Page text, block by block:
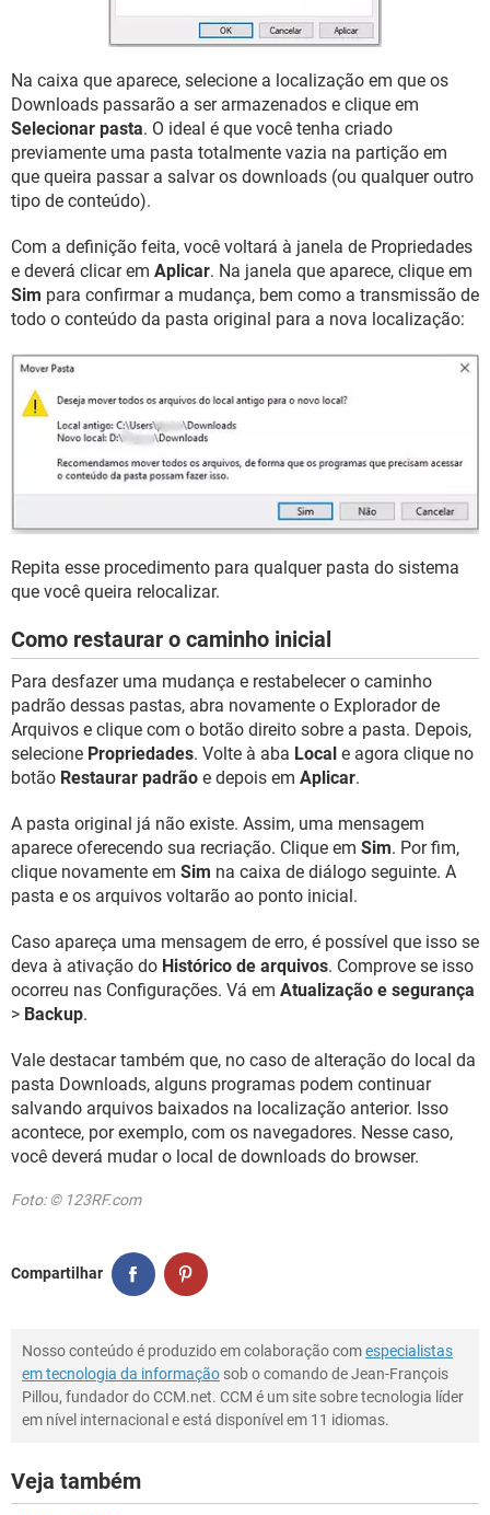
Na caixa que aparece, selecione a localização em que os
Downloads passarão a ser armazenados e clique em
Selecionar pasta. O ideal é que você tenha criado
previamente uma pasta totalmente vazia na partição em
que queira passar a salvar os downloads (ou qualquer outro
tipo de conteúdo).
Com a definição feita, você voltará à janela de Propriedades
e deverá clicar em Aplicar. Na janela que aparece, clique em
Sim para confirmar a mudança, bem como a transmissão de
todo o conteúdo da pasta original para a nova localização:
Repita esse procedimento para qualquer pasta do sistema
que você queira relocalizar.
Como restaurar o caminho inicial
Para desfazer uma mudança e restabelecer o caminho
padrão dessas pastas, abra novamente o Explorador de
Arquivos e clique com o botão direito sobre a pasta. Depois,
selecione Propriedades. Volte à aba Local e agora clique no
botão Restaurar padrão e depois em Aplicar.
A pasta original já não existe. Assim, uma mensagem
aparece oferecendo sua recriação. Clique em Sim. Por fim,
clique novamente em Sim na caixa de diálogo seguinte. A
pasta e os arquivos voltarão ao ponto inicial.
Caso apareça uma mensagem de erro, é possível que isso se
deva à ativação do Histórico de arquivos. Comprove se isso
ocorreu nas Configurações. Vá em Atualização e segurança
> Backup.
Vale destacar também que, no caso de alteração do local da
pasta Downloads, alguns programas podem continuar
salvando arquivos baixados na localização anterior. Isso
acontece, por exemplo, com os navegadores. Nesse caso,
você deverá mudar o local de downloads do browser.
Foto: © 123RF.com
Compartilhar
Nosso conteúdo é produzido em colaboração comespecialistas
em tecnologia da informação sob o comando de Jean-François
Pillou, fundador do CCM.net. CCM é um site sobre tecnologia líder
em nível internacional e está disponível em 11 idiomas.
Veja também